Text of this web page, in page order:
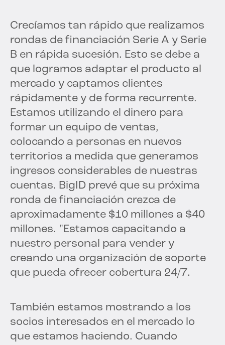
Crecíamos tan rápido que realizamos
rondas de financiación Serie A y Serie
B en rápida sucesión. Esto se debe a
que logramos adaptar el producto al
mercado y captamos clientes
rápidamente y de forma recurrente.
Estamos utilizando el dinero para
formar un equipo de ventas,
colocando a personas en nuevos
territorios a medida que generamos
ingresos considerables de nuestras
cuentas. BigID prevé que su próxima
ronda de financiación crezca de
aproximadamente $10 millones a $40
millones. "Estamos capacitando a
nuestro personal para vender y
creando una organización de soporte
que pueda ofrecer cobertura 24/7.
También estamos mostrando a los
socios interesados en el mercado lo
que estamos haciendo. Cuando